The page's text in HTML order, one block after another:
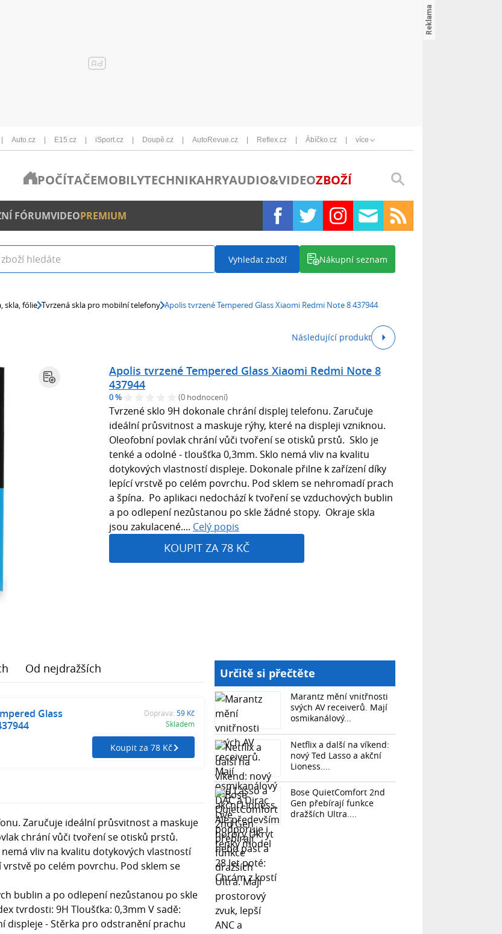
Auto.cz E15.cz iSport.cz Doupě.cz AutoRevue.cz Reflex.cz Ábíčko.cz více
POČÍTAČEMOBILYTECHNIKAHRYAUDIO&VIDEOZBOŽÍ
FÓRUMVIDEOPREMIUM
Vyhledat zboží Nákupní seznam
skla, fólie Tvrzená skla pro mobilní telefony Apolis tvrzené Tempered Glass Xiaomi Redmi Note 8 437944
Následující produkt
Apolis tvrzené Tempered Glass Xiaomi Redmi Note 8
437944
0 % (0 hodnocení)
Tvrzené sklo 9H dokonale chrání displej telefonu. Zaručuje
ideální průsvitnost a maskuje rýhy, které na displeji vzniknou.
Oleofobní povlak chrání vůči tvoření se otisků prstů. Sklo je
tenké a odolné - tloušťka 0,3mm. Sklo nemá vliv na kvalitu
dotykových vlastností displeje. Dokonale přilne k zařízení díky
lepící vrstvě po celém povrchu. Pod sklem se nehromadí prach
a špína. Po aplikaci nedochází k tvoření se vzduchových bublin
a po odlepení nezůstanou po skle žádné stopy. Okraje skla
jsou zakulacené.... Celý popis
KOUPIT ZA 78 KČ
Od nejdražších
Glass
Doprava: 59 Kč
Skladem
Koupit za 78 Kč
Zaručuje ideální průsvitnost a maskuje
chrání vůči tvoření se otisků prstů.
vliv na kvalitu dotykových vlastností
po celém povrchu. Pod sklem se
bublin a po odlepení nezůstanou po skle
tvrdosti: 9H Tloušťka: 0,3mm V sadě:
displeje - Stěrka pro odstranění prachu
Určitě si přečtěte
Marantz mění vnitřnosti
svých AV receiverů. Mají
osmikanálový...
Netflix a další na víkend:
nový Ted Lasso a akční
Lioness....
Bose QuietComfort 2nd
Gen přebírají funkce
dražších Ultra....